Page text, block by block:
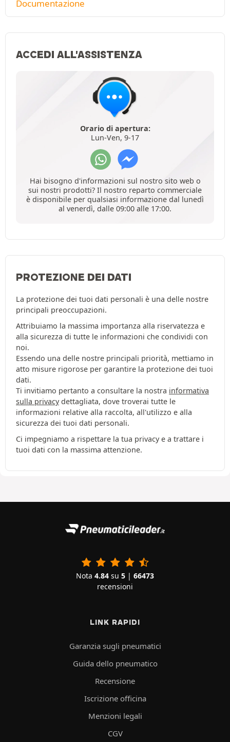
Documentazione
ACCEDI ALL'ASSISTENZA
Orario di apertura:
Lun-Ven, 9-17
Hai bisogno d'informazioni sul nostro sito web o
sui nostri prodotti? Il nostro reparto commerciale
è disponibile per qualsiasi informazione dal lunedì
al venerdì, dalle 09:00 alle 17:00.
PROTEZIONE DEI DATI
La protezione dei tuoi dati personali è una delle nostre
principali preoccupazioni.
Attribuiamo la massima importanza alla riservatezza e
alla sicurezza di tutte le informazioni che condividi con
noi.
Essendo una delle nostre principali priorità, mettiamo in
atto misure rigorose per garantire la protezione dei tuoi
dati.
Ti invitiamo pertanto a consultare la nostra informativa
sulla privacydettagliata, dove troverai tutte le
informazioni relative alla raccolta, all'utilizzo e alla
sicurezza dei tuoi dati personali.
Ci impegniamo a rispettare la tua privacy e a trattare i
tuoi dati con la massima attenzione.
Nota 4.84 su 5 | 66473
recensioni
LINK RAPIDI
Garanzia sugli pneumatici
Guida dello pneumatico
Recensione
Iscrizione officina
Menzioni legali
CGV